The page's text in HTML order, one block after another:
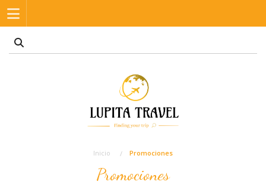
Inicio Promociones
Promociones